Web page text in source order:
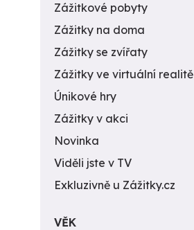
Zážitkové pobyty
Zážitky na doma
Zážitky se zvířaty
Zážitky ve virtuální realitě
Únikové hry
Zážitky v akci
Novinka
Viděli jste v TV
Exkluzivně u Zážitky.cz
VĚK